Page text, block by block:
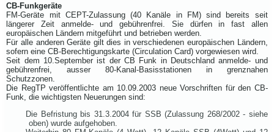
CB-Funkgeräte
FM-Geräte mit CEPT-Zulassung (40 Kanäle in FM) sind bereits seit
längerer Zeit anmelde- und gebührenfrei. Sie dürfen in fast allen
europäischen Ländern mitgeführt und betrieben werden.
Für alle anderen Geräte gilt dies in verschiedenen europäischen Ländern,
sofern eine CB-Berechtigungskarte (Circulation Card) vorgewiesen wird.
Seit dem 10.September ist der CB Funk in Deutschland anmelde- und
gebührenfrei, ausser 80-Kanal-Basisstationen in grenznahen
Schutzzonen.
Die RegTP veröffentlichte am 10.09.2003 neue Vorschriften für den CB-
Funk, die wichtigsten Neuerungen sind:
Die Befristung bis 31.3.2004 für SSB (Zulassung 268/2002 - siehe
oben) wurde aufgehoben.